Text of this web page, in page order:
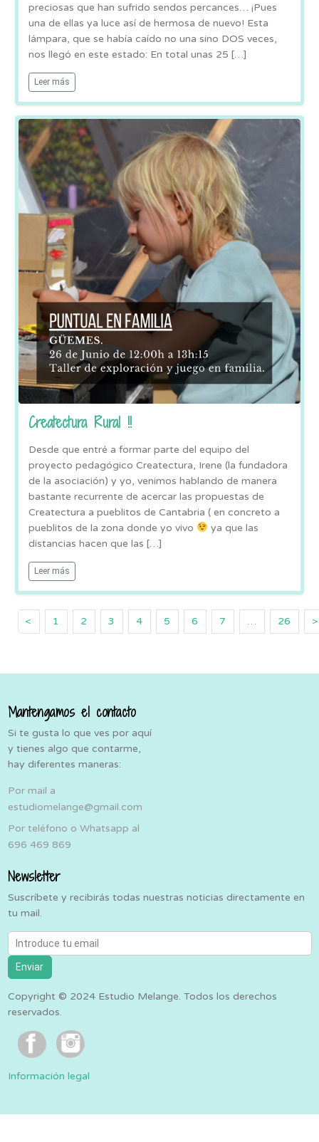
preciosas que han sufrido sendos percances… ¡Pues
una de ellas ya luce así de hermosa de nuevo! Esta
lámpara, que se había caído no una sino DOS veces,
nos llegó en este estado: En total unas 25 […]
Leer más
Createctura Rural !!
Desde que entré a formar parte del equipo del
proyecto pedagógico Createctura, Irene (la fundadora
de la asociación) y yo, venimos hablando de manera
bastante recurrente de acercar las propuestas de
Createctura a pueblitos de Cantabria ( en concreto a
pueblitos de la zona donde yo vivo
ya que las
distancias hacen que las […]
Leer más
< 1 2 3 4 5 6 7 … 26 >
Mantengamos el contacto
Si te gusta lo que ves por aquí
y tienes algo que contarme,
hay diferentes maneras:
Por mail a
estudiomelange@gmail.com
Por teléfono o Whatsapp al
696 469 869
Newsletter
Suscríbete y recibirás todas nuestras noticias directamente en
tu mail.
Introduce tu email
Enviar
Copyright © 2024 Estudio Melange. Todos los derechos
reservados.
Información legal